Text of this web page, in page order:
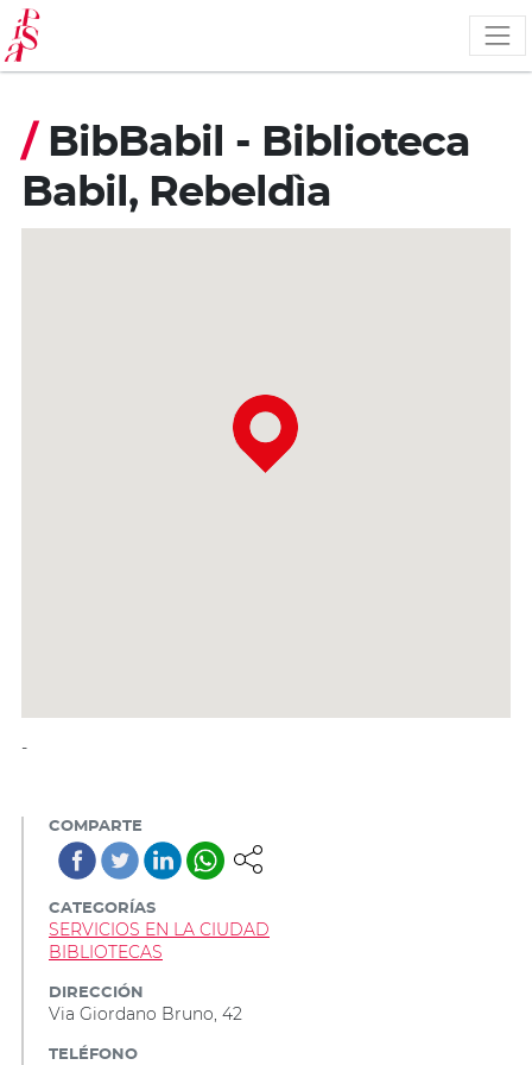
Pasar
al
contenido
principal
/ BibBabil - Biblioteca
Babil, Rebeldìa
-
COMPARTE
CATEGORÍAS
SERVICIOS EN LA CIUDAD
BIBLIOTECAS
DIRECCIÓN
Via Giordano Bruno, 42
TELÉFONO